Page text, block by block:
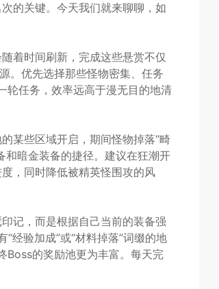
的关键。今天我们就来聊聊，如
着时间刷新，完成这些悬赏不仅
。优先选择那些怪物密集、任务
轮任务，效率远高于漫无目的地清
某些区域开启，期间怪物掉落“畸
和暗金装备的捷径。建议在狂潮开
，同时降低被精英怪围攻的风
记，而是根据自己当前的装备强
经验加成”或“材料掉落”词缀的地
Boss的奖励池更为丰富。每天完